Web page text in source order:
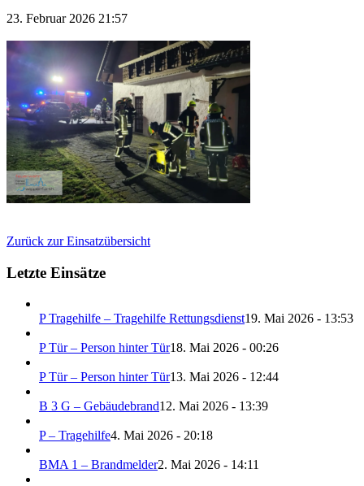
23. Februar 2026 21:57
Zurück zur Einsatzübersicht
Letzte Einsätze
P Tragehilfe – Tragehilfe Rettungsdienst19. Mai 2026 - 13:53
P Tür – Person hinter Tür18. Mai 2026 - 00:26
P Tür – Person hinter Tür13. Mai 2026 - 12:44
B 3 G – Gebäudebrand12. Mai 2026 - 13:39
P – Tragehilfe4. Mai 2026 - 20:18
BMA 1 – Brandmelder2. Mai 2026 - 14:11